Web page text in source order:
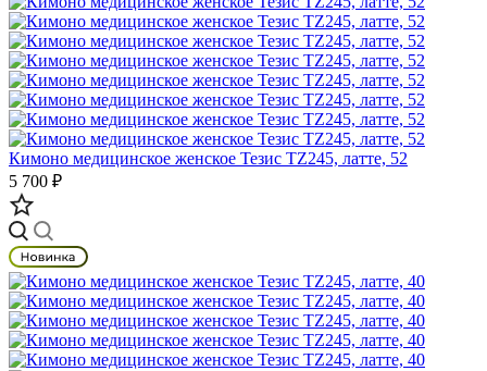
Кимоно медицинское женское Тезис TZ245, латте, 52
5 700 ₽